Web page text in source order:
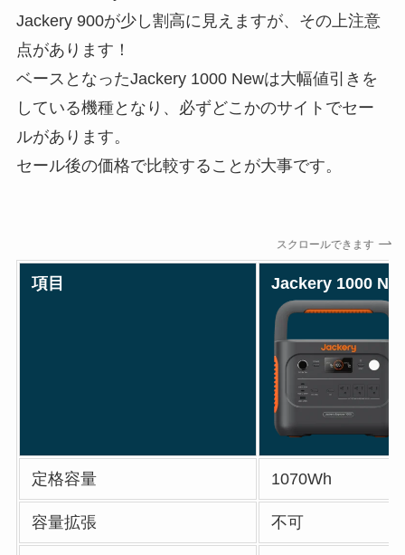
Jackery 900が少し割高に見えますが、その上注意
点があります！
ベースとなったJackery 1000 Newは大幅値引きを
している機種となり、必ずどこかのサイトでセー
ルがあります。
セール後の価格で比較することが大事です。
スクロールできます
項目 Jackery 1000
定格容量 1070Wh
容量拡張 不可